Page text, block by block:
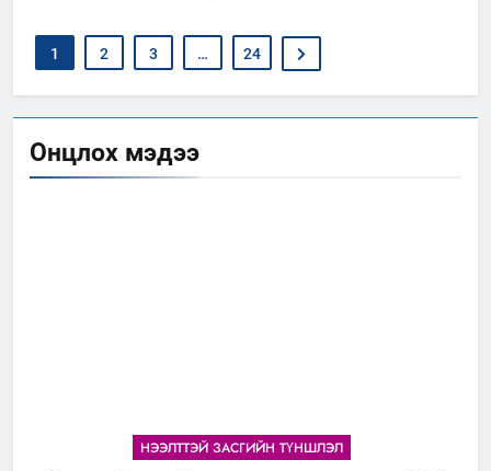
Онцлох мэдээ
НЭЭЛТТЭЙ ЗАСГИЙН ТҮНШЛЭЛ
1 2 3 … 24